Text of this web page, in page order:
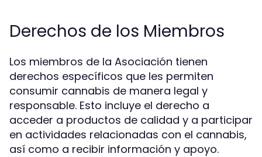
Derechos de los Miembros
Los miembros de la Asociación tienen
derechos específicos que les permiten
consumir cannabis de manera legal y
responsable. Esto incluye el derecho a
acceder a productos de calidad y a participar
en actividades relacionadas con el cannabis,
así como a recibir información y apoyo.